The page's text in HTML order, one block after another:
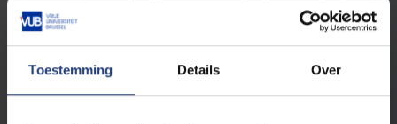
Toestemming Details Over
De volledige URL van de pagina waar je de fout zag.